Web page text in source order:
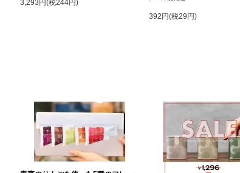
3,293円(税244円)
392円(税29円)